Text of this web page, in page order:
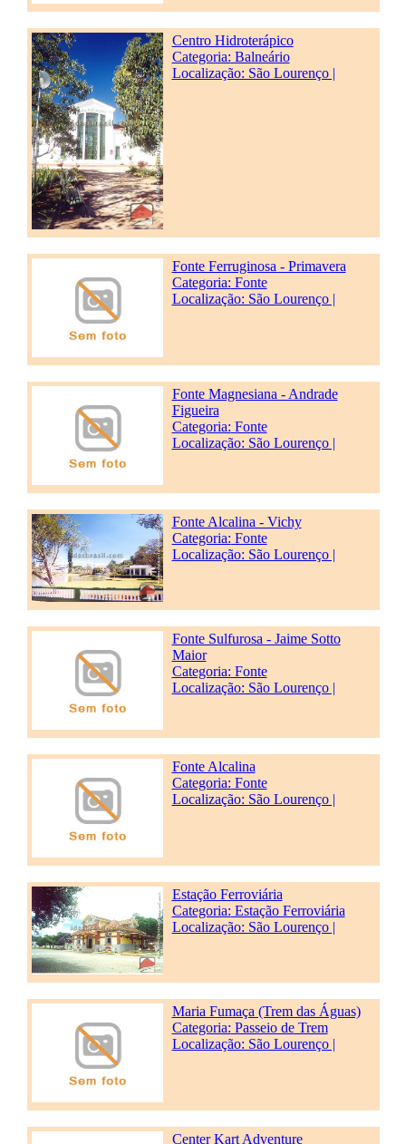
Centro Hidroterápico
Categoria: Balneário
Localização: São Lourenço |
Fonte Ferruginosa - Primavera
Categoria: Fonte
Localização: São Lourenço |
Fonte Magnesiana - Andrade
Figueira
Categoria: Fonte
Localização: São Lourenço |
Fonte Alcalina - Vichy
Categoria: Fonte
Localização: São Lourenço |
Fonte Sulfurosa - Jaime Sotto
Maior
Categoria: Fonte
Localização: São Lourenço |
Fonte Alcalina
Categoria: Fonte
Localização: São Lourenço |
Estação Ferroviária
Categoria: Estação Ferroviária
Localização: São Lourenço |
Maria Fumaça (Trem das Águas)
Categoria: Passeio de Trem
Localização: São Lourenço |
Center Kart Adventure